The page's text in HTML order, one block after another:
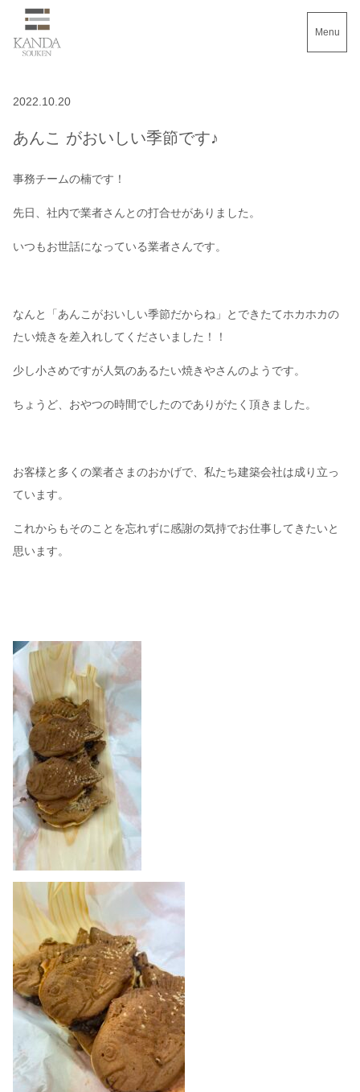
Menu
2022.10.20
あんこ がおいしい季節です♪
事務チームの楠です！
先日、社内で業者さんとの打合せがありました。
いつもお世話になっている業者さんです。
なんと「あんこがおいしい季節だからね」とできたてホカホカの
たい焼きを差入れしてくださいました！！
少し小さめですが人気のあるたい焼きやさんのようです。
ちょうど、おやつの時間でしたのでありがたく頂きました。
お客様と多くの業者さまのおかげで、私たち建築会社は成り立っ
ています。
これからもそのことを忘れずに感謝の気持でお仕事してきたいと
思います。